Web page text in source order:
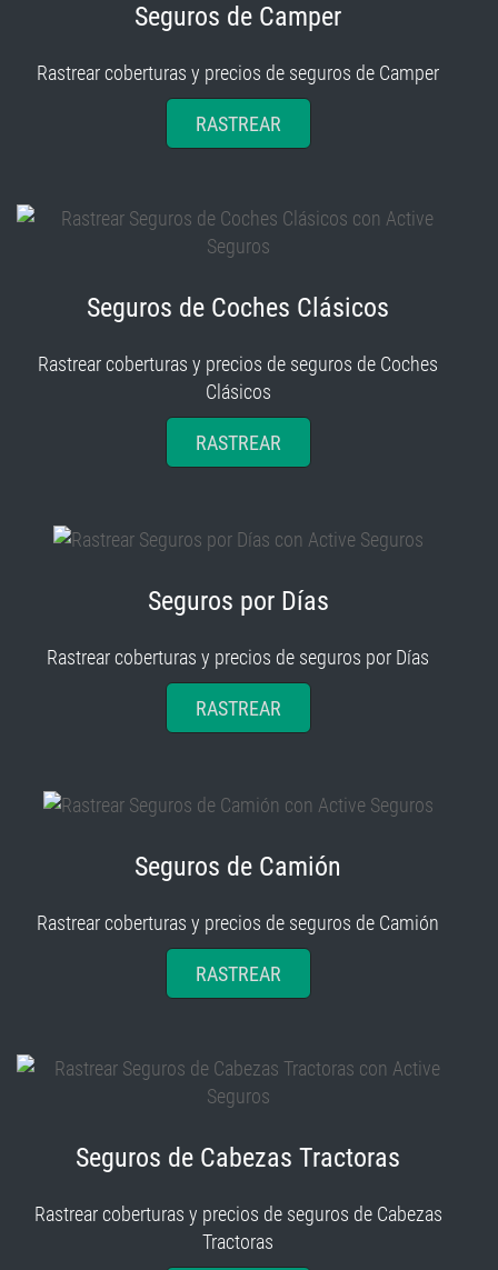
Seguros de Camper
Rastrear coberturas y precios de seguros de Camper
RASTREAR
Seguros de Coches Clásicos
Rastrear coberturas y precios de seguros de Coches
Clásicos
RASTREAR
Seguros por Días
Rastrear coberturas y precios de seguros por Días
RASTREAR
Seguros de Camión
Rastrear coberturas y precios de seguros de Camión
RASTREAR
Seguros de Cabezas Tractoras
Rastrear coberturas y precios de seguros de Cabezas
Tractoras